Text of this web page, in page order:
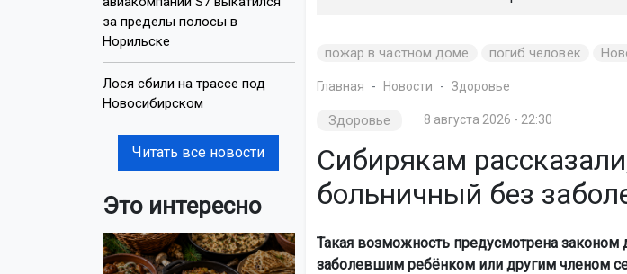
за пределы полосы в
Норильске
Лося сбили на трассе под
Новосибирском
Читать все новости
Это интересно
пожар в частном доме погиб человек
Главная Новости Здоровье
Здоровье 8 августа 2026 - 22:30
Сибирякам
больничный без
Такая возможность предусмотрена законом
заболевшим ребёнком или другим членом